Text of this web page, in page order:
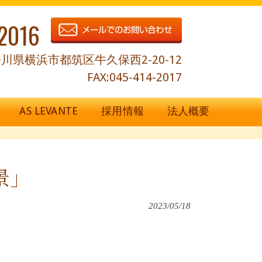
県横浜市都筑区牛久保西2-20-12
FAX:045-414-2017
AS LEVANTE 採用情報 法人概要
2023/05/18